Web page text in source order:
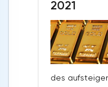
in der Nähe
pro Barrel zu
Fortsetzung
im Bereich
2021
des